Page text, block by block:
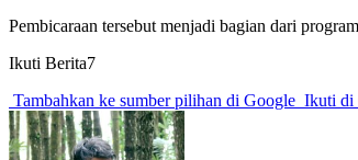
Pembicaraan tersebut menjadi bagian dari
Ikuti Berita7
Tambahkan ke sumber pilihan di Google Ikuti di